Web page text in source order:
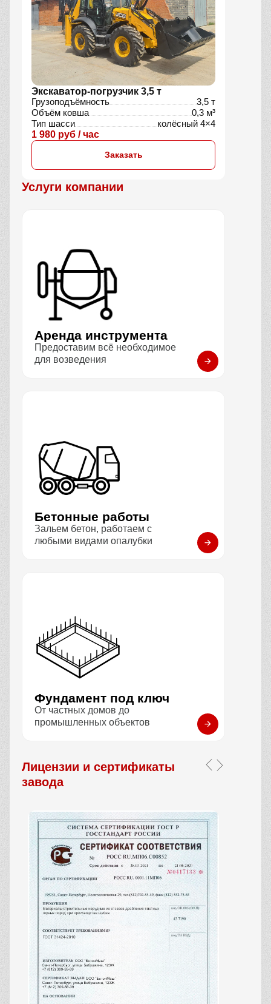
Экскаватор-погрузчик 3,5 т
Грузоподъёмность
3,5 т
Объём ковша
0,3 м³
Тип шасси
колёсный 4×4
1 980 руб / час
Заказать
Услуги компании
Аренда инструмента
Предоставим всё необходимое
для возведения
Бетонные работы
Зальем бетон, работаем с
любыми видами опалубки
Фундамент под ключ
От частных домов до
промышленных объектов
Лицензии и сертификаты
завода